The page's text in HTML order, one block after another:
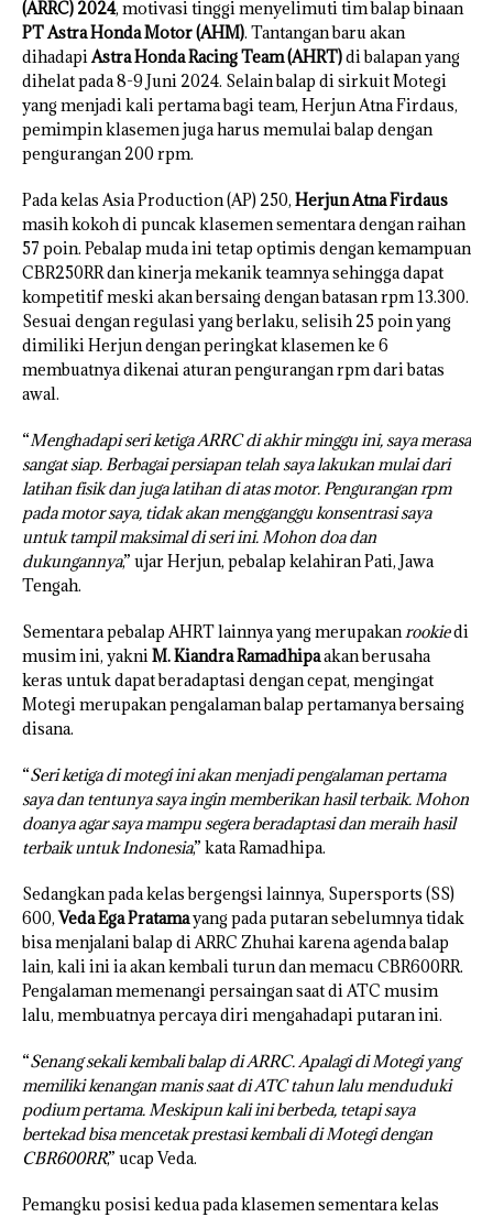
(ARRC) 2024, motivasi tinggi menyelimuti tim balap binaan
PT Astra Honda Motor (AHM). Tantangan baru akan
dihadapiAstra Honda Racing Team (AHRT)di balapan yang
dihelat pada 8-9 Juni 2024. Selain balap di sirkuit Motegi
yang menjadi kali pertama bagi team, Herjun Atna Firdaus,
pemimpin klasemen juga harus memulai balap dengan
pengurangan 200 rpm.
Pada kelas Asia Production (AP) 250, Herjun Atna Firdaus
masih kokoh di puncak klasemen sementara dengan raihan
57 poin. Pebalap muda ini tetap optimis dengan kemampuan
CBR250RR dan kinerja mekanik teamnya sehingga dapat
kompetitif meski akan bersaing dengan batasan rpm 13.300.
Sesuai dengan regulasi yang berlaku, selisih 25 poin yang
dimiliki Herjun dengan peringkat klasemen ke 6
membuatnya dikenai aturan pengurangan rpm dari batas
awal.
“Menghadapi seri ketiga ARRC di akhir minggu ini, saya merasa
sangat siap. Berbagai persiapan telah saya lakukan mulai dari
latihan fisik dan juga latihan di atas motor. Pengurangan rpm
pada motor saya, tidak akan mengganggu konsentrasi saya
untuk tampil maksimal di seri ini. Mohon doa dan
dukungannya,” ujar Herjun, pebalap kelahiran Pati, Jawa
Tengah.
Sementara pebalap AHRT lainnya yang merupakanrookiedi
musim ini, yakniM. Kiandra Ramadhipaakan berusaha
keras untuk dapat beradaptasi dengan cepat, mengingat
Motegi merupakan pengalaman balap pertamanya bersaing
disana.
“Seri ketiga di motegi ini akan menjadi pengalaman pertama
saya dan tentunya saya ingin memberikan hasil terbaik. Mohon
doanya agar saya mampu segera beradaptasi dan meraih hasil
terbaik untuk Indonesia,” kata Ramadhipa.
Sedangkan pada kelas bergengsi lainnya, Supersports (SS)
600,Veda Ega Pratamayang pada putaran sebelumnya tidak
bisa menjalani balap di ARRC Zhuhai karena agenda balap
lain, kali ini ia akan kembali turun dan memacu CBR600RR.
Pengalaman memenangi persaingan saat di ATC musim
lalu, membuatnya percaya diri mengahadapi putaran ini.
“Senang sekali kembali balap di ARRC. Apalagi di Motegi yang
memiliki kenangan manis saat di ATC tahun lalu menduduki
podium pertama. Meskipun kali ini berbeda, tetapi saya
bertekad bisa mencetak prestasi kembali di Motegi dengan
CBR600RR,” ucap Veda.
Pemangku posisi kedua pada klasemen sementara kelas